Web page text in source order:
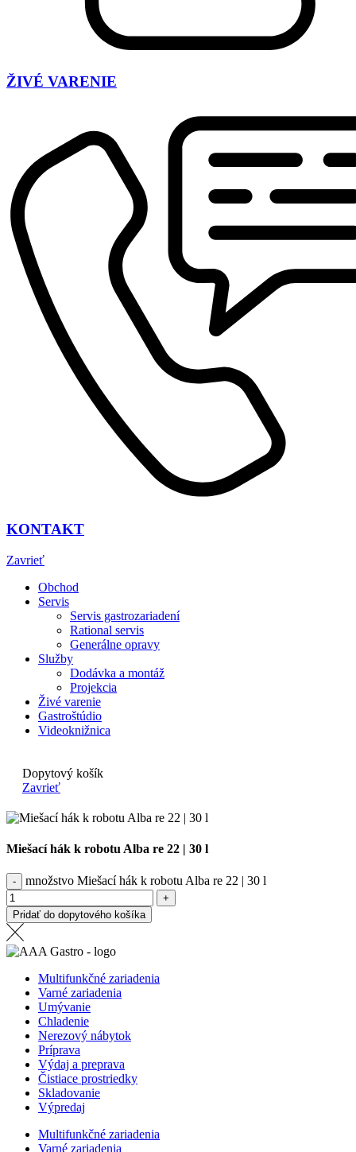
ŽIVÉ VARENIE
KONTAKT
Zavrieť
Obchod
Servis
Servis gastrozariadení
Rational servis
Generálne opravy
Služby
Dodávka a montáž
Projekcia
Živé varenie
Gastroštúdio
Videoknižnica
Dopytový košík
Zavrieť
Miešací hák k robotu Alba re 22 | 30 l
množstvo Miešací hák k robotu Alba re 22 | 30 l
Pridať do dopytového košíka
Multifunkčné zariadenia
Varné zariadenia
Umývanie
Chladenie
Nerezový nábytok
Príprava
Výdaj a preprava
Čistiace prostriedky
Skladovanie
Výpredaj
Multifunkčné zariadenia
Varné zariadenia